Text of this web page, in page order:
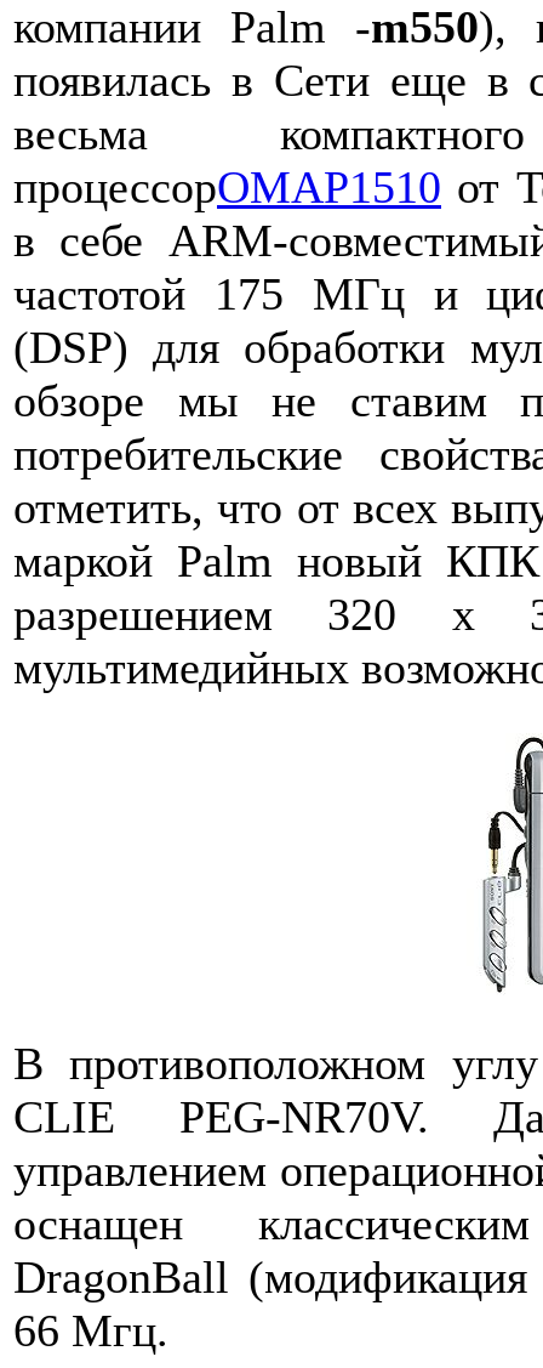
компании Palm -m550),
появилась в Сети еще в
весьма
процессорOMAP1510 от
в себе ARM-
частотой 175 МГц и
(DSP) для обработки
обзоре мы не ставим
потребительские
отметить, что от всех
маркой Palm новый
разрешением 320 x
мультимедийных
В противоположном
CLIE PEG-NR70V.
управлением
оснащен
DragonBall (модификация
66 Мгц.